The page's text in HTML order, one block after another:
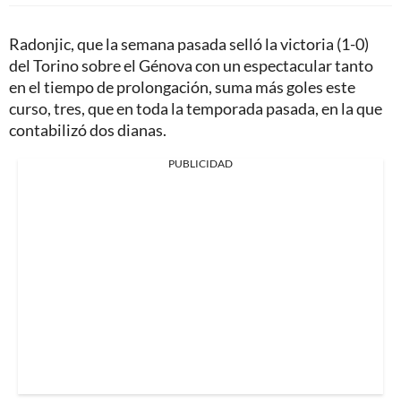
Radonjic, que la semana pasada selló la victoria (1-0)
del Torino sobre el Génova con un espectacular tanto
en el tiempo de prolongación, suma más goles este
curso, tres, que en toda la temporada pasada, en la que
contabilizó dos dianas.
PUBLICIDAD